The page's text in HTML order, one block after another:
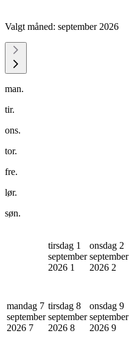
Valgt måned: september 2026
man.
tir.
ons.
tor.
fre.
lør.
søn.
tirsdag 1
september
2026 1
onsdag 2
september
2026 2
mandag 7
september
2026 7
tirsdag 8
september
2026 8
onsdag 9
september
2026 9